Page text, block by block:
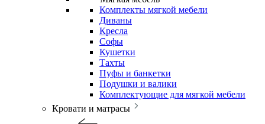
Комплекты мягкой мебели
Диваны
Кресла
Софы
Кушетки
Тахты
Пуфы и банкетки
Подушки и валики
Комплектующие для мягкой мебели
Кровати и матрасы